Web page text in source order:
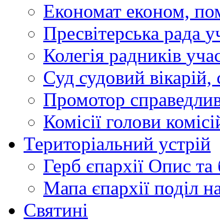
Економат економ,
Пресвітерська рада
Колегія радників
Суд судовий вікарій,
Промотор
Комісії голови
Територіальний устрій
Герб єпархії Опис та
Мапа єпархії поділ
Святині